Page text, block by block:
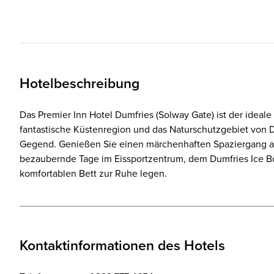
Hotelbeschreibung
Das Premier Inn Hotel Dumfries (Solway Gate) ist der
fantastische Küstenregion und das Naturschutzgebiet
Gegend. Genießen Sie einen märchenhaften
bezaubernde Tage im Eissportzentrum, dem Dumfries
komfortablen Bett zur Ruhe legen.
Kontaktinformationen des Hotels